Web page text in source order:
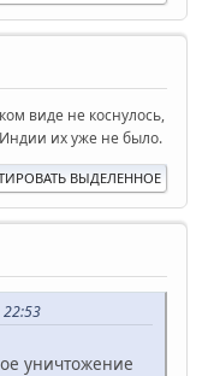
виде не коснулось,
их уже не было.
ВЫДЕЛЕННОЕ
уничтожение